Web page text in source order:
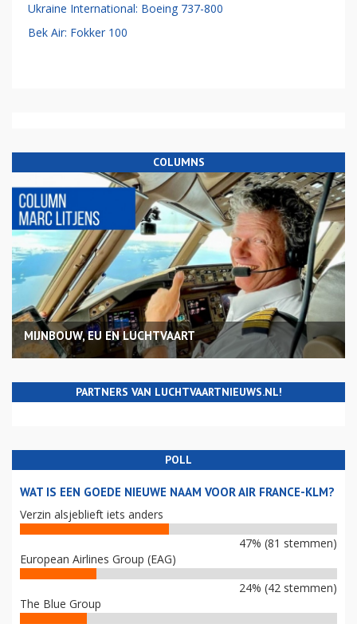
Ukraine International: Boeing 737-800
Bek Air: Fokker 100
COLUMNS
MIJNBOUW, EU EN LUCHTVAART
PARTNERS VAN LUCHTVAARTNIEUWS.NL!
POLL
WAT IS EEN GOEDE NIEUWE NAAM VOOR AIR FRANCE-KLM?
Verzin alsjeblieft iets anders
47% (81 stemmen)
European Airlines Group (EAG)
24% (42 stemmen)
The Blue Group